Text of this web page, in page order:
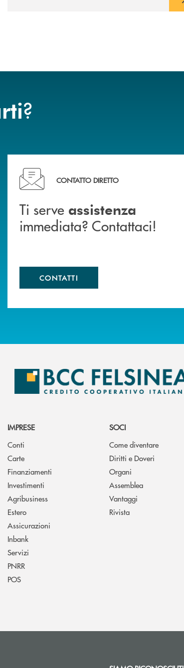
?
. Ti serve assistenza immediata? Contattaci!
CONTATTO DIRETTO
Ti serve assistenza
immediata? Contattaci!
CONTATTI
IMPRESE
Conti
Carte
Finanziamenti
Investimenti
Agribusiness
Estero
Assicurazioni
Inbank
Servizi
PNRR
POS
SOCI
Come diventare
Diritti e Doveri
Organi
Assemblea
Vantaggi
Rivista